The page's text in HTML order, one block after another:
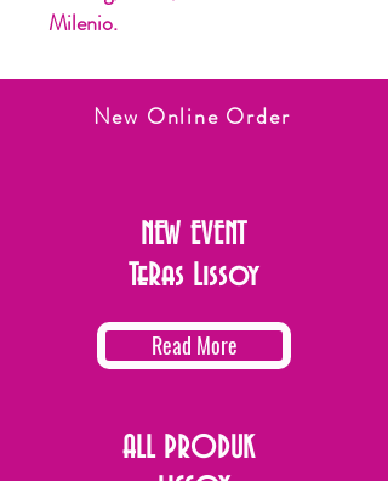
Milenio.
New Online Order
NEW EVENT
TeRas Lissoy
Read More
ALL PRODUK